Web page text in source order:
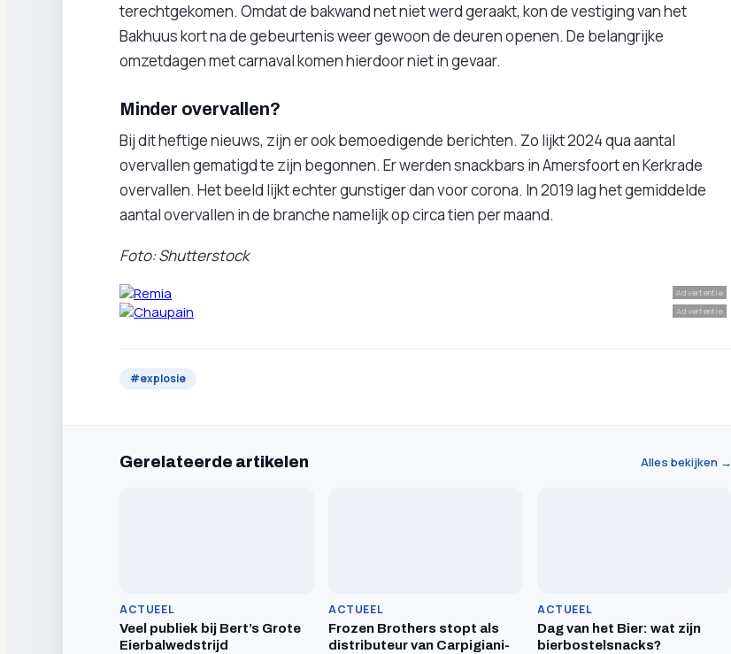
terechtgekomen. Omdat de bakwand net niet werd geraakt, kon de vestiging van het
Bakhuus kort na de gebeurtenis weer gewoon de deuren openen. De belangrijke
omzetdagen met carnaval komen hierdoor niet in gevaar.
Minder overvallen?
Bij dit heftige nieuws, zijn er ook bemoedigende berichten. Zo lijkt 2024 qua aantal
overvallen gematigd te zijn begonnen. Er werden snackbars in Amersfoort en Kerkrade
overvallen. Het beeld lijkt echter gunstiger dan voor corona. In 2019 lag het gemiddelde
aantal overvallen in de branche namelijk op circa tien per maand.
Foto: Shutterstock
Advertentie
Advertentie
#explosie
Gerelateerde artikelen Alles bekijken →
ACTUEEL
Veel publiek bij Bert’s Grote
Eierbalwedstrijd
ACTUEEL
Frozen Brothers stopt als
distributeur van Carpigiani-
ACTUEEL
Dag van het Bier: wat zijn
bierbostelsnacks?